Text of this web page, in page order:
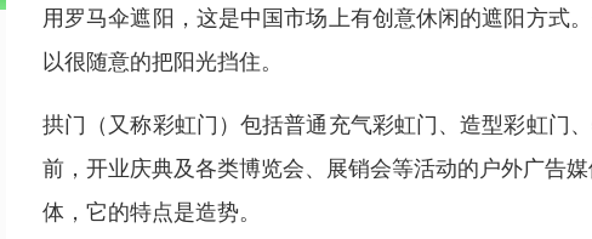
用罗马伞遮阳，这是中国市场上有创意休闲的遮阳方式
以很随意的把阳光挡住。
拱门（又称彩虹门）包括普通充气彩虹门、造型彩虹门
前，开业庆典及各类博览会、展销会等活动的户外广告
体，它的特点是造势。